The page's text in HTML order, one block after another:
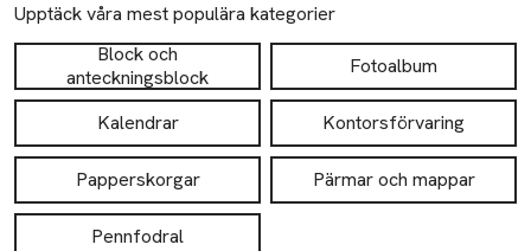
Upptäck våra mest populära kategorier
Block och
anteckningsblock
Fotoalbum
Kalendrar Kontorsförvaring
Papperskorgar Pärmar och mappar
Pennfodral